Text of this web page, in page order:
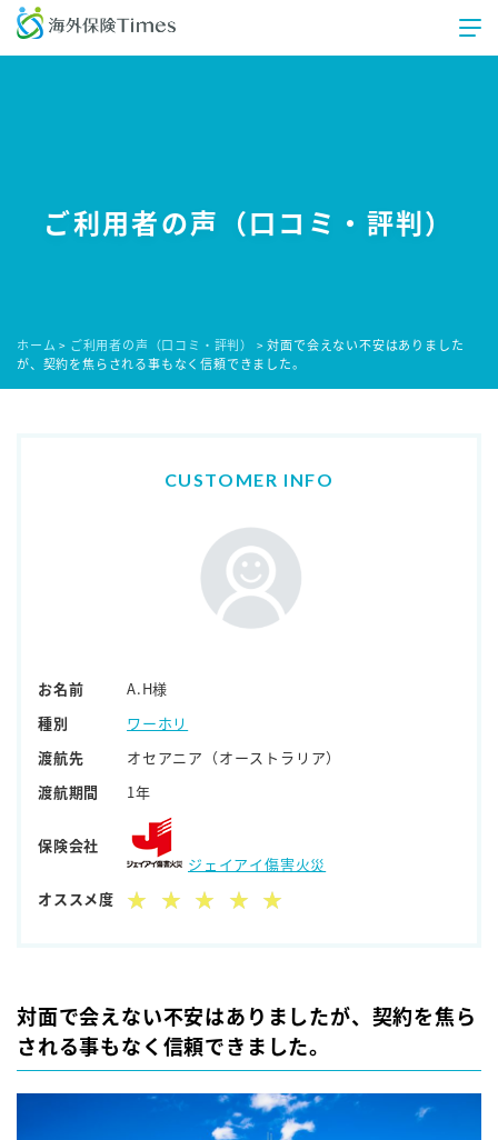
ご利用者の声（口コミ・評判）
ホーム > ご利用者の声（口コミ・評判） >対面で会えない不安はありました
が、契約を焦らされる事もなく信頼できました。
CUSTOMER INFO
お名前
A.H様
種別
ワーホリ
渡航先
オセアニア（オーストラリア）
渡航期間
1年
保険会社
ジェイアイ傷害火災
オススメ度
対面で会えない不安はありましたが、契約を焦ら
される事もなく信頼できました。